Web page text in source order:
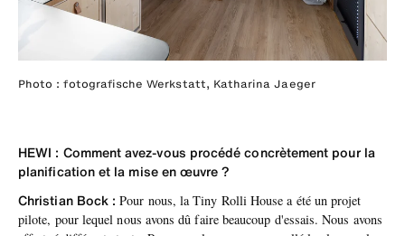
Photo : fotografische Werkstatt, Katharina Jaeger
HEWI : Comment avez-vous procédé concrètement pour la
planification et la mise en œuvre ?
Christian Bock :Pour nous, la Tiny Rolli House a été un projet
pilote, pour lequel nous avons dû faire beaucoup d'essais. Nous avons